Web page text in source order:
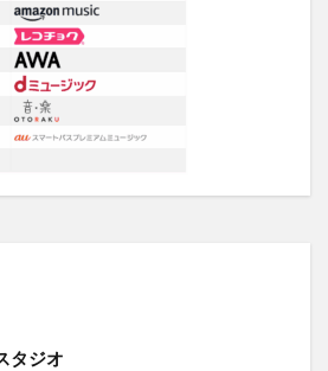
タジオ